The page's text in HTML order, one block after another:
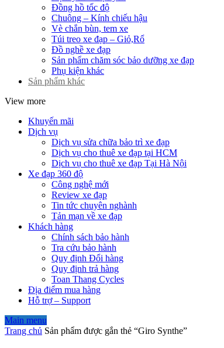
Đồng hồ tốc độ
Chuông – Kính chiếu hậu
Vè chắn bùn, tem xe
Túi treo xe đạp – Giỏ,Rổ
Đồ nghề xe đạp
Sản phẩm chăm sóc bảo dưỡng xe đạp
Phụ kiện khác
Sản phẩm khác
View more
Khuyến mãi
Dịch vụ
Dịch vụ sửa chữa bảo trì xe đạp
Dịch vụ cho thuê xe đạp tại HCM
Dịch vụ cho thuê xe đạp Tại Hà Nội
Xe đạp 360 độ
Công nghệ mới
Review xe đạp
Tin tức chuyên nghành
Tản mạn về xe đạp
Khách hàng
Chính sách bảo hành
Tra cứu bảo hành
Quy định Đổi hàng
Quy định trả hàng
Toan Thang Cycles
Địa điểm mua hàng
Hỗ trợ – Support
Main menu
Trang chủ Sản phẩm được gắn thẻ “Giro Synthe”